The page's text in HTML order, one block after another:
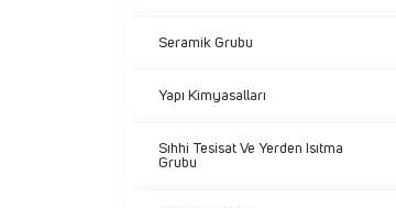
Seramik Grubu
Yapı Kimyasalları
Sıhhi Tesisat Ve Yerden Isıtma
Grubu